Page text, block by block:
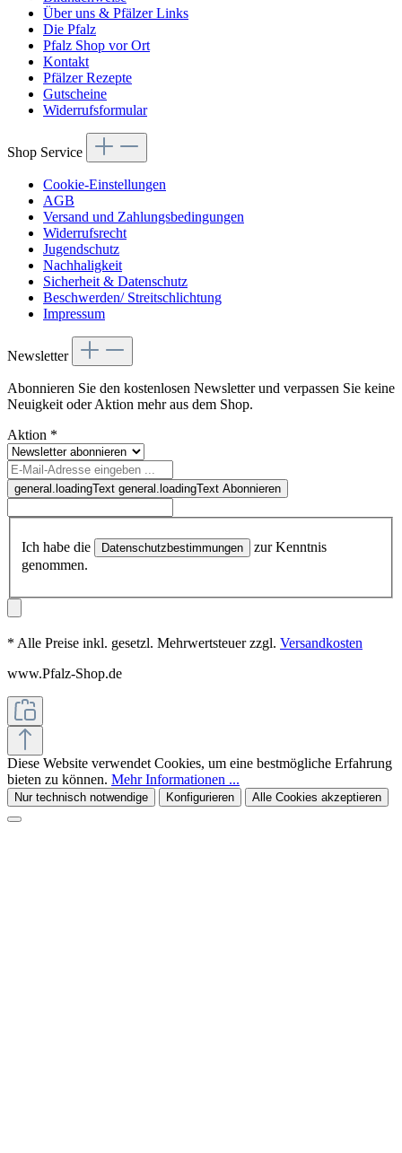
Über uns & Pfälzer Links
Die Pfalz
Pfalz Shop vor Ort
Kontakt
Pfälzer Rezepte
Gutscheine
Widerrufsformular
Shop Service
Cookie-Einstellungen
AGB
Versand und Zahlungsbedingungen
Widerrufsrecht
Jugendschutz
Nachhaligkeit
Sicherheit & Datenschutz
Beschwerden/ Streitschlichtung
Impressum
Newsletter
Abonnieren Sie den kostenlosen Newsletter und verpassen Sie keine
Neuigkeit oder Aktion mehr aus dem Shop.
Aktion *
general.loadingText general.loadingText Abonnieren
Ich habe die Datenschutzbestimmungen
zur Kenntnis
genommen.
* Alle Preise inkl. gesetzl. Mehrwertsteuer zzgl. Versandkosten
www.Pfalz-Shop.de
Diese Website verwendet Cookies, um eine bestmögliche Erfahrung
bieten zu können. Mehr Informationen ...
Nur technisch notwendige Konfigurieren Alle Cookies akzeptieren